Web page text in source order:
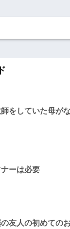
をしていた母が
ナーは必要
友人の初めての